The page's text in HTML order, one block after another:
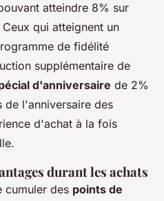
atteindre 8% sur
qui atteignent un
de fidélité
supplémentaire de
d'anniversaire de 2%
de l'anniversaire des
d'achat à la fois
durant les achats
cumuler des points de